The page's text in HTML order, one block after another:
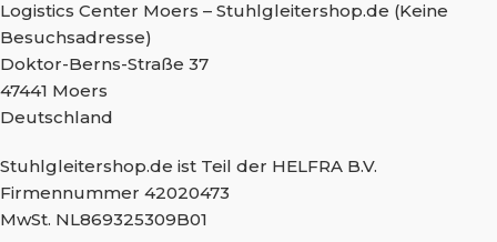
Logistics Center Moers – Stuhlgleitershop.de (Keine
Besuchsadresse)
Doktor-Berns-Straße 37
47441 Moers
Deutschland
Stuhlgleitershop.de ist Teil der HELFRA B.V.
Firmennummer 42020473
MwSt. NL869325309B01